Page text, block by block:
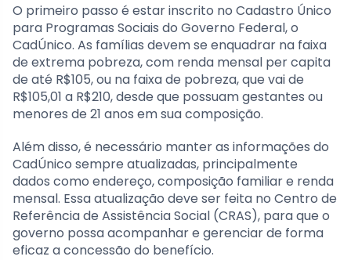
O primeiro passo é estar inscrito no Cadastro Único
para Programas Sociais do Governo Federal, o
CadÚnico. As famílias devem se enquadrar na faixa
de extrema pobreza, com renda mensal per capita
de até R$105, ou na faixa de pobreza, que vai de
R$105,01 a R$210, desde que possuam gestantes ou
menores de 21 anos em sua composição.
Além disso, é necessário manter as informações do
CadÚnico sempre atualizadas, principalmente
dados como endereço, composição familiar e renda
mensal. Essa atualização deve ser feita no Centro de
Referência de Assistência Social (CRAS), para que o
governo possa acompanhar e gerenciar de forma
eficaz a concessão do benefício.